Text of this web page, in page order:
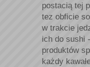
postacią tej
tez obficie
w trakcie
ich do sushi
produktów
każdy